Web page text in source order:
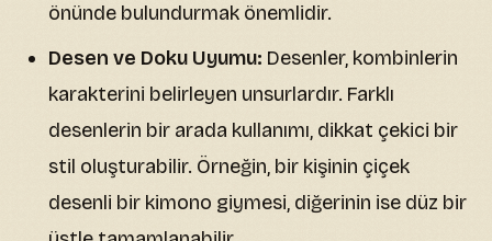
önünde bulundurmak önemlidir.
Desen ve Doku Uyumu: Desenler, kombinlerin
karakterini belirleyen unsurlardır. Farklı
desenlerin bir arada kullanımı, dikkat çekici bir
stil oluşturabilir. Örneğin, bir kişinin çiçek
desenli bir kimono giymesi, diğerinin ise düz bir